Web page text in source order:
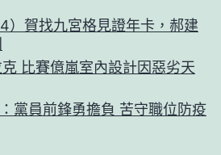
）賀找九宮格見證年卡，郝建
比賽億嵐室內設計因惡劣天
黨員前鋒勇擔負 苦守職位防疫